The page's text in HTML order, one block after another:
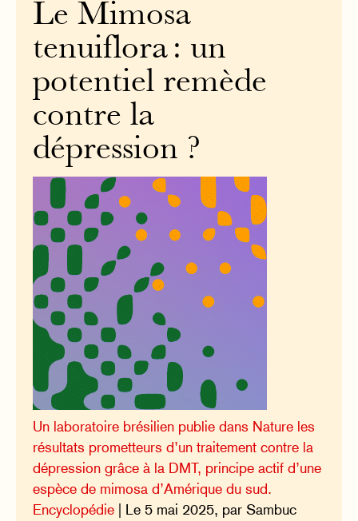
Le Mimosa
tenuiflora : un
potentiel remède
contre la
dépression ?
Un laboratoire brésilien publie dans Nature les
résultats prometteurs d’un traitement contre la
dépression grâce à la DMT, principe actif d’une
espèce de mimosa d’Amérique du sud.
Encyclopédie | Le 5 mai 2025, par Sambuc